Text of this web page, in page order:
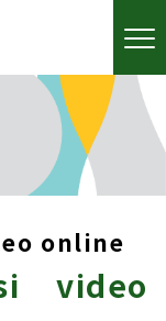
online
video